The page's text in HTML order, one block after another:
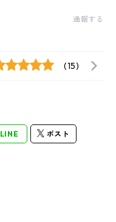
通報する
(15)
LINE ポスト